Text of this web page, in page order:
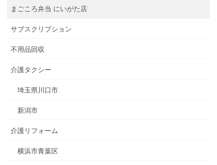
まごころ弁当 にいがた店
サブスクリプション
不用品回収
介護タクシー
埼玉県川口市
新潟市
介護リフォーム
横浜市青葉区